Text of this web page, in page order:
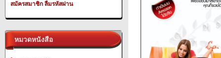
สมัครสมาชิก ลืมรหัสผ่าน
หมวดหนังสือ